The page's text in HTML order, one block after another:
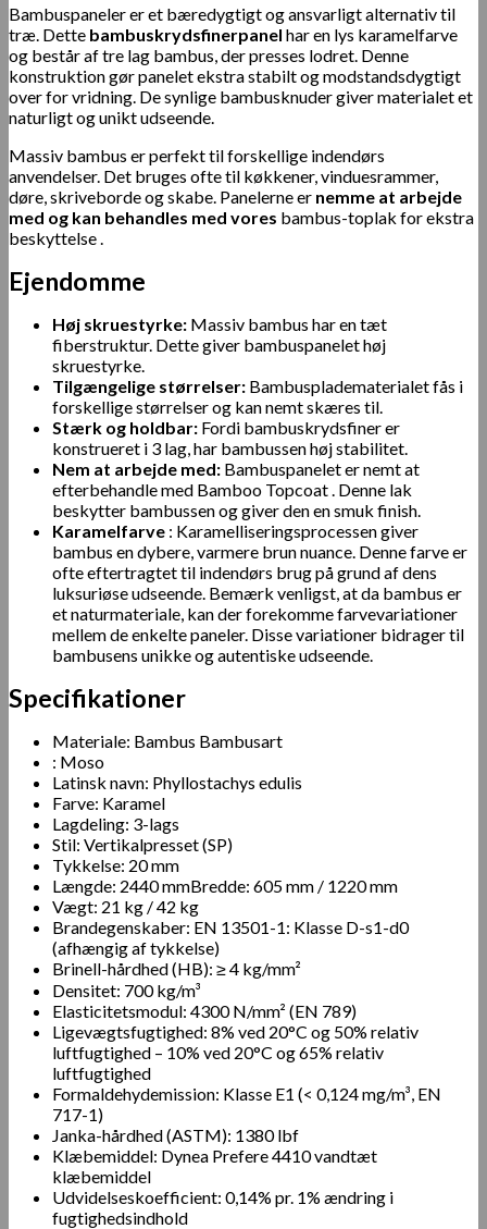
Bambuspaneler er et bæredygtigt og ansvarligt alternativ til
træ. Dette bambuskrydsfinerpanel har en lys karamelfarve
og består af tre lag bambus, der presses lodret. Denne
konstruktion gør panelet ekstra stabilt og modstandsdygtigt
over for vridning. De synlige bambusknuder giver materialet et
naturligt og unikt udseende.
Massiv bambus er perfekt til forskellige indendørs
anvendelser. Det bruges ofte til køkkener, vinduesrammer,
døre, skriveborde og skabe. Panelerne er nemme at arbejde
med og kan behandles med vores bambus-toplak for ekstra
beskyttelse .
Ejendomme
Høj skruestyrke: Massiv bambus har en tæt
fiberstruktur. Dette giver bambuspanelet høj
skruestyrke.
Tilgængelige størrelser: Bambuspladematerialet fås i
forskellige størrelser og kan nemt skæres til.
Stærk og holdbar: Fordi bambuskrydsfiner er
konstrueret i 3 lag, har bambussen høj stabilitet.
Nem at arbejde med: Bambuspanelet er nemt at
efterbehandle med Bamboo Topcoat. Denne lak
beskytter bambussen og giver den en smuk finish.
Karamelfarve : Karamelliseringsprocessen giver
bambus en dybere, varmere brun nuance. Denne farve er
ofte eftertragtet til indendørs brug på grund af dens
luksuriøse udseende. Bemærk venligst, at da bambus er
et naturmateriale, kan der forekomme farvevariationer
mellem de enkelte paneler. Disse variationer bidrager til
bambusens unikke og autentiske udseende.
Specifikationer
Materiale: Bambus Bambusart
: Moso
Latinsk navn: Phyllostachys edulis
Farve: Karamel
Lagdeling: 3-lags
Stil: Vertikalpresset (SP)
Tykkelse: 20 mm
Længde: 2440 mmBredde: 605 mm / 1220 mm
Vægt: 21 kg / 42 kg
Brandegenskaber: EN 13501-1: Klasse D-s1-d0
(afhængig af tykkelse)
Brinell-hårdhed (HB): ≥ 4 kg/mm²
Densitet: 700 kg/m³
Elasticitetsmodul: 4300 N/mm² (EN 789)
Ligevægtsfugtighed: 8% ved 20°C og 50% relativ
luftfugtighed – 10% ved 20°C og 65% relativ
luftfugtighed
Formaldehydemission: Klasse E1 (< 0,124 mg/m³, EN
717-1)
Janka-hårdhed (ASTM): 1380 lbf
Klæbemiddel: Dynea Prefere 4410 vandtæt
klæbemiddel
Udvidelseskoefficient: 0,14% pr. 1% ændring i
fugtighedsindhold